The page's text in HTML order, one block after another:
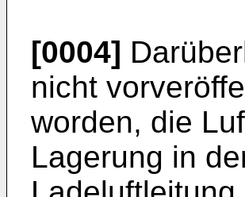
[0004]
nicht
worden, die
Lagerung in